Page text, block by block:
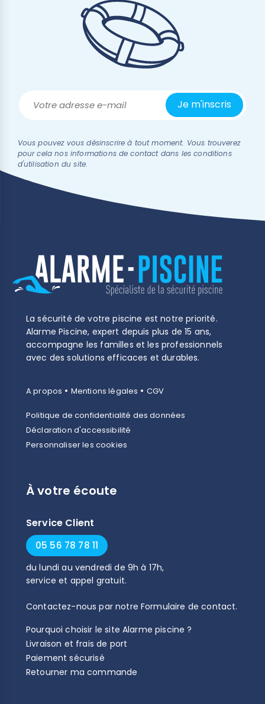
Vous pouvez vous désinscrire à tout moment. Vous trouverez
pour cela nos informations de contact dans les conditions
d'utilisation du site.
La sécurité de votre piscine est notre priorité.
Alarme Piscine, expert depuis plus de 15 ans,
accompagne les familles et les professionnels
avec des solutions efficaces et durables.
A propos • Mentions légales • CGV
Politique de confidentialité des données
Déclaration d'accessibilité
Personnaliser les cookies
À votre écoute
Service Client
05 56 78 78 11
dulundi au vendredi de 9h à 17h,
service et appel gratuit.
Contactez-nous par notre Formulaire de contact.
Pourquoi choisir le site Alarme piscine ?
Livraison et frais de port
Paiement sécurisé
Retourner ma commande